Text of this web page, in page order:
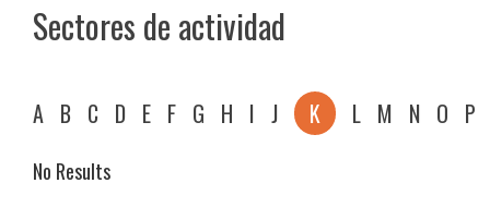
Sectores de actividad
A B C D E F G H I J K L M N O P
No Results